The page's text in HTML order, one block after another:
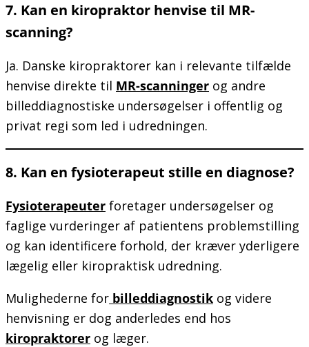
7. Kan en kiropraktor henvise til MR-
scanning?
Ja. Danske kiropraktorer kan i relevante tilfælde
henvise direkte til MR-scanninger og andre
billeddiagnostiske undersøgelser i offentlig og
privat regi som led i udredningen.
8. Kan en fysioterapeut stille en diagnose?
Fysioterapeuter foretager undersøgelser og
faglige vurderinger af patientens problemstilling
og kan identificere forhold, der kræver yderligere
lægelig eller kiropraktisk udredning.
Mulighederne for billeddiagnostik og videre
henvisning er dog anderledes end hos
kiropraktorer og læger.